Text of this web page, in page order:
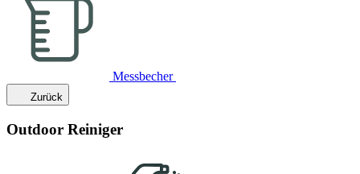
Messbecher
Zurück
Outdoor Reiniger